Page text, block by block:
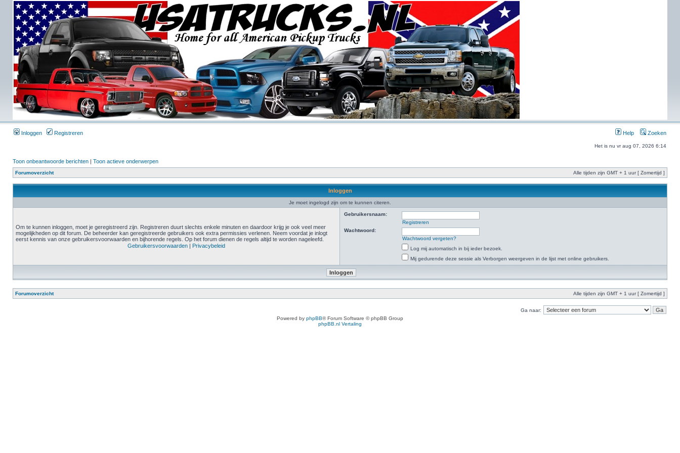
Inloggen Registreren Help Zoeken
Het is nu vr aug 07, 2026 6:14
Toon onbeantwoorde berichten | Toon actieve onderwerpen
Forumoverzicht Alle tijden zijn GMT + 1 uur [ Zomertijd ]
Inloggen
Je moet ingelogd zijn om te kunnen citeren.
Om te kunnen inloggen, moet je geregistreerd zijn. Registreren duurt slechts enkele minuten en daardoor krijg je ook veel meer
mogelijkheden op dit forum. De beheerder kan geregistreerde gebruikers ook extra permissies verlenen. Neem voordat je inlogt
eerst kennis van onze gebruikersvoorwaarden en bijhorende regels. Op het forum dienen de regels altijd te worden nageleefd.
Gebruikersvoorwaarden | Privacybeleid
Gebruikersnaam:
Registreren
Wachtwoord:
Wachtwoord vergeten?
Log mij automatisch in bij ieder bezoek.
Mij gedurende deze sessie als Verborgen weergeven in de lijst met online gebruikers.
Forumoverzicht Alle tijden zijn GMT + 1 uur [ Zomertijd ]
Ga naar:
Powered by phpBB® Forum Software © phpBB Group
phpBB.nl Vertaling